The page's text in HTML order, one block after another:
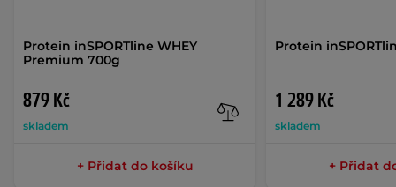
Protein inSPORTline WHEY
Premium 700g
879 Kč
skladem
+ Přidat do košíku
Protein
1 289 Kč
skladem
+ Přidat